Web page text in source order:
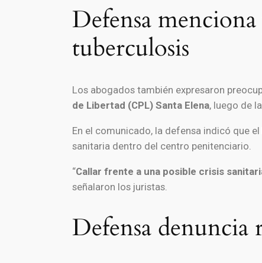
Defensa
tuberculosis
Los abogados también expresaron
de Libertad (CPL) Santa Elena, luego de
En el comunicado, la defensa indicó que
sanitaria dentro del centro penitenciario.
“Callar frente a una posible crisis
señalaron los juristas.
Defensa denuncia